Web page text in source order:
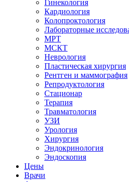
Гинекология
Кардиология
Колопроктология
Лабораторные
МРТ
МСКТ
Неврология
Пластическая хирургия
Рентген и маммография
Репродуктология
Стационар
Терапия
Травматология
УЗИ
Урология
Хирургия
Эндокринология
Эндоскопия
Цены
Врачи